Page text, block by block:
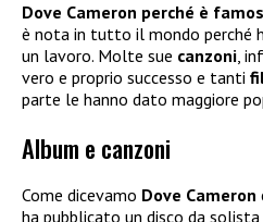
Dove Cameron perché è
è nota in tutto il mondo perché
un lavoro. Molte sue canzoni,
vero e proprio successo e tanti
parte le hanno dato maggiore
Album e canzoni
Come dicevamo Dove Cameron
ha pubblicato un disco da